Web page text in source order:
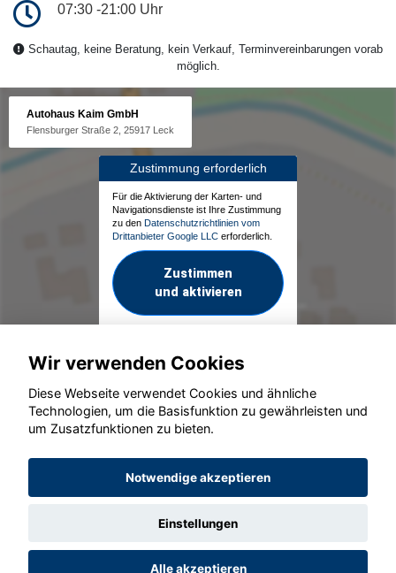
07:30 -21:00 Uhr
Schautag, keine Beratung, kein Verkauf, Terminvereinbarungen vorab
möglich.
Autohaus Kaim GmbH
Flensburger Straße 2, 25917 Leck
Zustimmung erforderlich
Für die Aktivierung der Karten- und
Navigationsdienste ist Ihre Zustimmung
zu den Datenschutzrichtlinien vom
Drittanbieter Google LLC erforderlich.
Zustimmen
und aktivieren
© konjunkturmotor.de GmbH 2020 - 2026
Wir verwenden Cookies
Diese Webseite verwendet Cookies und ähnliche
Technologien, um die Basisfunktion zu gewährleisten und
um Zusatzfunktionen zu bieten.
Notwendige akzeptieren
Einstellungen
Alle akzeptieren